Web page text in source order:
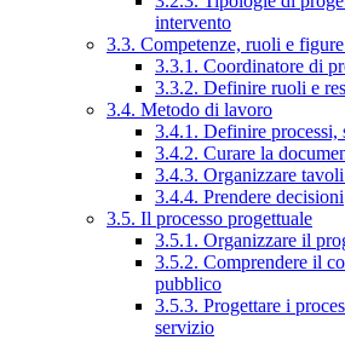
intervento
3.3. Competenze, ruoli e
3.3.1. Coordinatore di
3.3.2. Definire ruoli e
3.4. Metodo di lavoro
3.4.1. Definire processi,
3.4.2. Curare la
3.4.3. Organizzare
3.4.4. Prendere decisioni
3.5. Il processo progettuale
3.5.1. Organizzare il
3.5.2. Comprendere il
pubblico
3.5.3. Progettare i
servizio